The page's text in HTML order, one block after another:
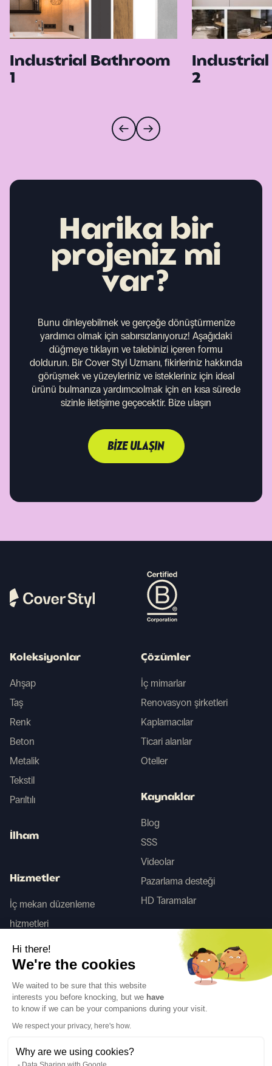
Industrial Bathroom
1
Industrial
2
Harika bir
projeniz mi
var?
Bunu dinleyebilmek ve gerçeğe dönüştürmenize
yardımcı olmak için sabırsızlanıyoruz! Aşağıdaki
düğmeye tıklayın ve talebinizi içeren formu
doldurun. Bir Cover Styl Uzmanı, fikirleriniz hakkında
görüşmek ve yüzeyleriniz ve istekleriniz için ideal
ürünü bulmanıza yardımcıolmak için en kısa sürede
sizinle iletişime geçecektir. Bize ulaşın
BIZE ULAŞIN
Koleksiyonlar
Ahşap
Taş
Renk
Beton
Metalik
Tekstil
Parıltılı
İlham
Hizmetler
İç mekan düzenleme
hizmetleri
Çözümler
İç mimarlar
Renovasyon şirketleri
Kaplamacılar
Ticari alanlar
Oteller
Kaynaklar
Blog
SSS
Videolar
Pazarlama desteği
HD Taramalar
Hi there!
We're the cookies
We waited to be sure that this website
interests you before knocking, but we have
to know if we can be your companions during your visit.
We respect your privacy, here's how.
Why are we using cookies?